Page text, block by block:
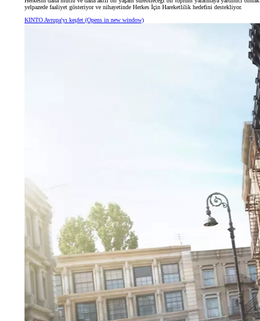
yelpazede faaliyet gösteriyor ve nihayetinde Herkes İçin Hareketlilik hedefini destekliyor.
KINTO Avrupa'yı keşfet (Opens in new window)